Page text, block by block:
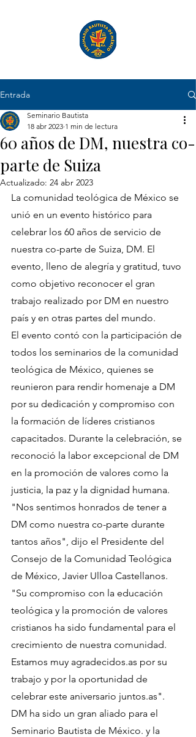
Entrada
60 años de DM, nuestra co-
parte de Suiza
Seminario Bautista
18 abr 2023 1 min de lectura
Actualizado: 24 abr 2023
La comunidad teológica de México se
unió en un evento histórico para
celebrar los 60 años de servicio de
nuestra co-parte de Suiza, DM. El
evento, lleno de alegría y gratitud, tuvo
como objetivo reconocer el gran
trabajo realizado por DM en nuestro
país y en otras partes del mundo.
El evento contó con la participación de
todos los seminarios de la comunidad
teológica de México, quienes se
reunieron para rendir homenaje a DM
por su dedicación y compromiso con
la formación de líderes cristianos
capacitados. Durante la celebración, se
reconoció la labor excepcional de DM
en la promoción de valores como la
justicia, la paz y la dignidad humana.
"Nos sentimos honrados de tener a
DM como nuestra co-parte durante
tantos años", dijo el Presidente del
Consejo de la Comunidad Teológica
de México, Javier Ulloa Castellanos.
"Su compromiso con la educación
teológica y la promoción de valores
cristianos ha sido fundamental para el
crecimiento de nuestra comunidad.
Estamos muy agradecidos.as por su
trabajo y por la oportunidad de
celebrar este aniversario juntos.as".
DM ha sido un gran aliado para el
Seminario Bautista de México. y la